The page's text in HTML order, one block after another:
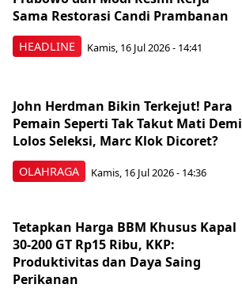
HEADLINE
Sama Restorasi Candi Prambanan
Kamis, 16 Jul 2026 - 14:41
OLAHRAGA
John Herdman Bikin Terkejut! Para
Pemain Seperti Tak Takut Mati Demi
Lolos Seleksi, Marc Klok Dicoret?
Kamis, 16 Jul 2026 - 14:36
Tetapkan Harga BBM Khusus Kapal
30-200 GT Rp15 Ribu, KKP:
Produktivitas dan Daya Saing
Perikanan